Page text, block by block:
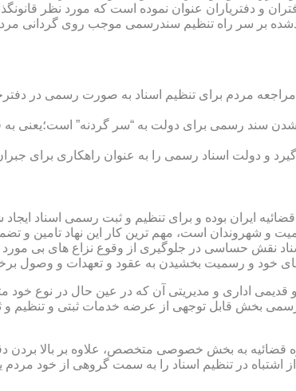
و دفتریاران عنوان نموده است که مورد نظر
بر سر راه تنظیم سندرسمی موجب روی گردانی
مراجعه مردم برای تنظیم اسناد به صورت رسمی در
سند رسمی برای دولت به “سر گردنه” است؛یعنی به
دولت اسناد رسمی را به عنوان راهکاری برای
ایران بوده و برای تنظیم و ثبت رسمی اسناد
و شهروندان است، مهم ترین کار این نهاد تامین و
نقش حساسی در جلوگیری از وقوع نزاع های بی
خود و رسمیت بخشیدن به عقود و تعهدات و وصول
قدیمی اداری و مدیریتی آن که در عین حال در نوع
بخش قابل توجهی از عرضه خدمات ثبتی و تنظیم و
قضائیه به بخش خصوصی متخصص، علاوه بر بالا
در تنظیم اسناد را به سمت گروهی از خود